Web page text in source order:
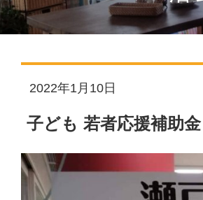
2022年1月10日
子ども 若者応援補助金